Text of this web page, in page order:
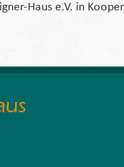
Haus e.V. in